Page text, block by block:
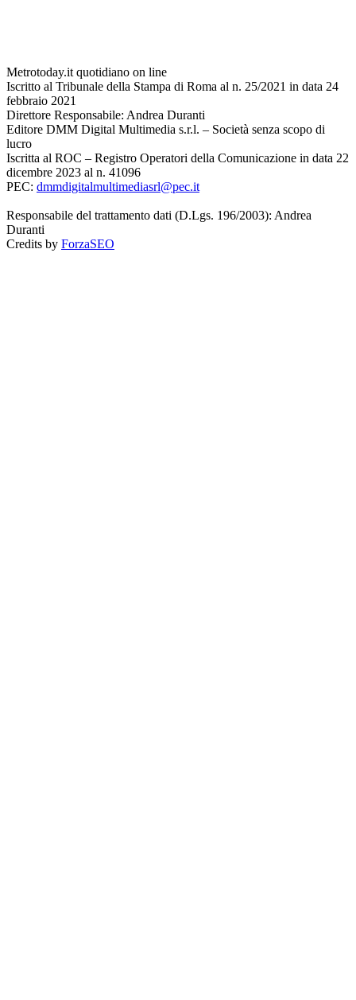
Metrotoday.it quotidiano on line
Iscritto al Tribunale della Stampa di Roma al n. 25/2021 in data 24
febbraio 2021
Direttore Responsabile: Andrea Duranti
Editore DMM Digital Multimedia s.r.l. – Società senza scopo di
lucro
Iscritta al ROC – Registro Operatori della Comunicazione in data 22
dicembre 2023 al n. 41096
PEC: dmmdigitalmultimediasrl@pec.it
Responsabile del trattamento dati (D.Lgs. 196/2003): Andrea
Duranti
Credits by ForzaSEO